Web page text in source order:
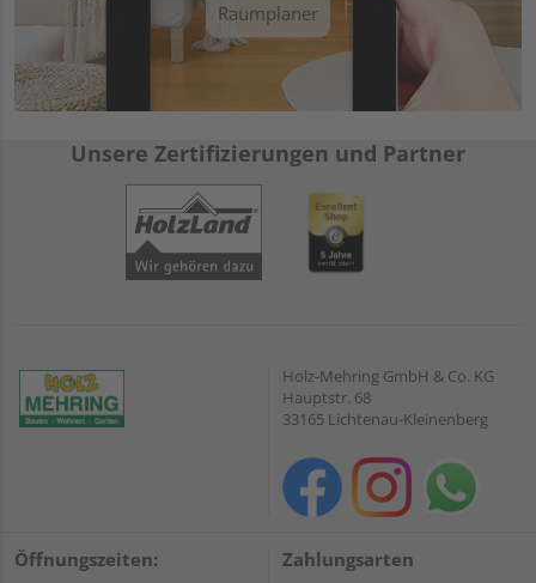
Raumplaner
Unsere Zertifizierungen und Partner
Holz-Mehring GmbH & Co. KG
Hauptstr. 68
33165 Lichtenau-Kleinenberg
Öffnungszeiten: Zahlungsarten